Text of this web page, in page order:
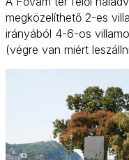
megközelíthető 2-es
irányából 4-6-os
(végre van miért